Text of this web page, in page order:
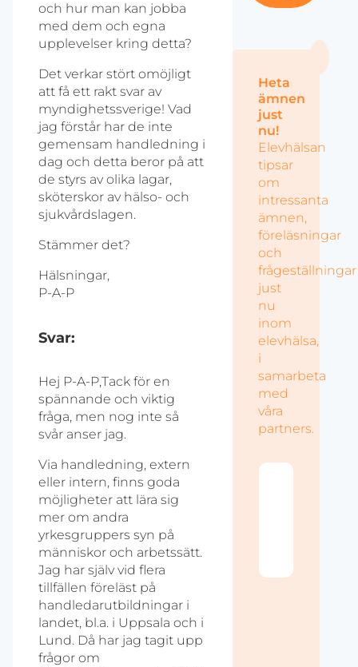
och hur man kan jobba
med dem och egna
upplevelser kring detta?
Det verkar stört omöjligt
att få ett rakt svar av
myndighetssverige! Vad
jag förstår har de inte
gemensam handledning i
dag och detta beror på att
de styrs av olika lagar,
sköterskor av hälso- och
sjukvårdslagen.
Stämmer det?
Hälsningar,
P-A-P
Svar:
Hej P-A-P,Tack för en
spännande och viktig
fråga, men nog inte så
svår anser jag.
Via handledning, extern
eller intern, finns goda
möjligheter att lära sig
mer om andra
yrkesgruppers syn på
människor och arbetssätt.
Jag har själv vid flera
tillfällen föreläst på
handledarutbildningar i
landet, bl.a. i Uppsala och i
Lund. Då har jag tagit upp
frågor om
Heta
ämnen
just
nu!
Elevhälsan
tipsar
om
intressanta
ämnen,
föreläsningar
och
frågeställningar
just
nu
inom
elevhälsa,
i
samarbeta
med
våra
partners.